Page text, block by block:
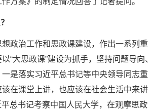
政治工作和思政课建设，作出一系列
“大思政课”建设为抓手，坚持问题导
是落实习近平总书记等中央领导同志
在课堂上讲，也应该在社会生活中来
总书记考察中国人民大学，在观摩思